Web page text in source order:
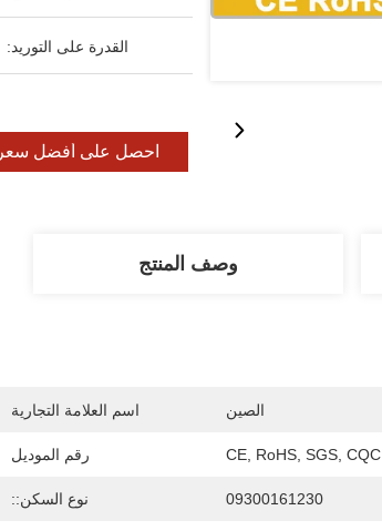
القدرة على التوريد:
احصل على أفضل سعر
وصف المنتج
الصين اسم العلامة التجارية
CE, RoHS, SGS, CQC رقم الموديل
09300161230 نوع السكن::